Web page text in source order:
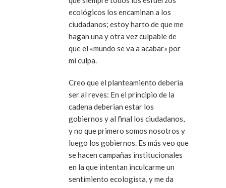
ecológicos los encaminan a los
ciudadanos; estoy harto de que me
hagan una y otra vez culpable de
que el «mundo se va a acabar» por
mi culpa.
Creo que el planteamiento deberia
ser al reves: En el principio de la
cadena deberian estar los
gobiernos y al final los ciudadanos,
y no que primero somos nosotros y
luego los gobiernos. Es más veo que
se hacen campañas institucionales
en la que intentan inculcarme un
sentimiento ecologista, y me da